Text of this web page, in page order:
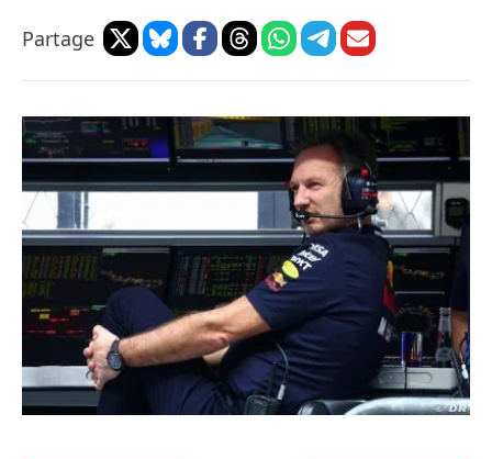
Partage